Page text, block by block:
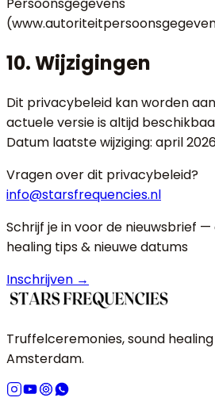
10. Wijzigingen
Dit privacybeleid kan worden
actuele versie is altijd
Datum laatste wijziging: april
Vragen over dit privacybeleid?
info@starsfrequencies.nl
Schrijf je in voor de nieuwsbrief
healing tips & nieuwe datums
Inschrijven →
Truffelceremonies, sound
Amsterdam.